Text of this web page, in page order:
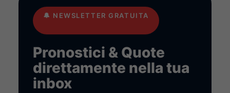
🔔 NEWSLETTER GRATUITA
Pronostici & Quote
direttamente nella tua
inbox